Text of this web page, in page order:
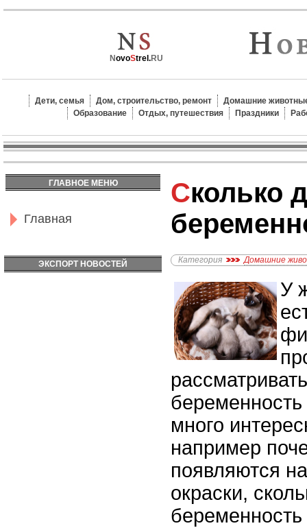
NovoStrel.RU
Дети, семья Дом, строительство, ремонт
Домашние
Образование
Отдых, путешествия Праздники
ГЛАВНОЕ МЕНЮ
Главная
ЭКСПОРТ НОВОСТЕЙ
Сколько длится
Категория Домашние
У
много
например
появляются
окраски,